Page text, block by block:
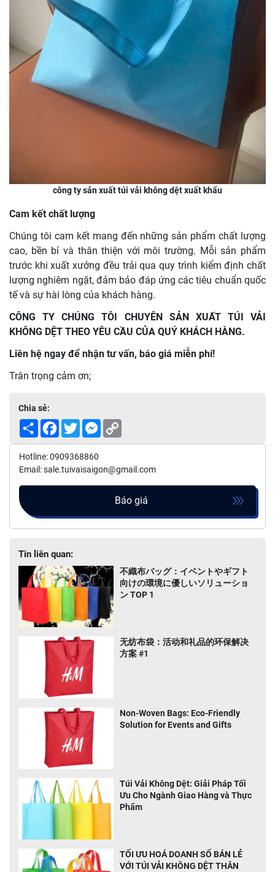
công ty sản xuất túi vải không dệt xuất khẩu
Cam kết chất lượng
Chúng tôi cam kết mang đến những sản phẩm chất lượng
cao, bền bỉ và thân thiện với môi trường. Mỗi sản phẩm
trước khi xuất xưởng đều trải qua quy trình kiểm định chất
lượng nghiêm ngặt, đảm bảo đáp ứng các tiêu chuẩn quốc
tế và sự hài lòng của khách hàng.
CÔNG TY CHÚNG TÔI CHUYÊN SẢN XUẤT TÚI VẢI
KHÔNG DỆT THEO YÊU CẦU CỦA QUÝ KHÁCH HÀNG.
Liên hệ ngay để nhận tư vấn, báo giá miễn phí!
Trân trọng cảm ơn;
Chia sẻ:
Share Facebook
TwitterMessenger
Hotline: 0909368860
Email: sale.tuivaisaigon@gmail.com
Báo giá
Tin liên quan:
不織布バッグ：イベントやギフト
向けの環境に優しいソリューショ
ン TOP 1
无纺布袋：活动和礼品的环保解决
方案 #1
Non-Woven Bags: Eco-Friendly
Solution for Events and Gifts
Túi Vải Không Dệt: Giải Pháp Tối
Ưu Cho Ngành Giao Hàng và Thực
Phẩm
TỐI ƯU HOÁ DOANH SỐ BÁN LẺ
VỚI TÚI VẢI KHÔNG DỆT THÂN